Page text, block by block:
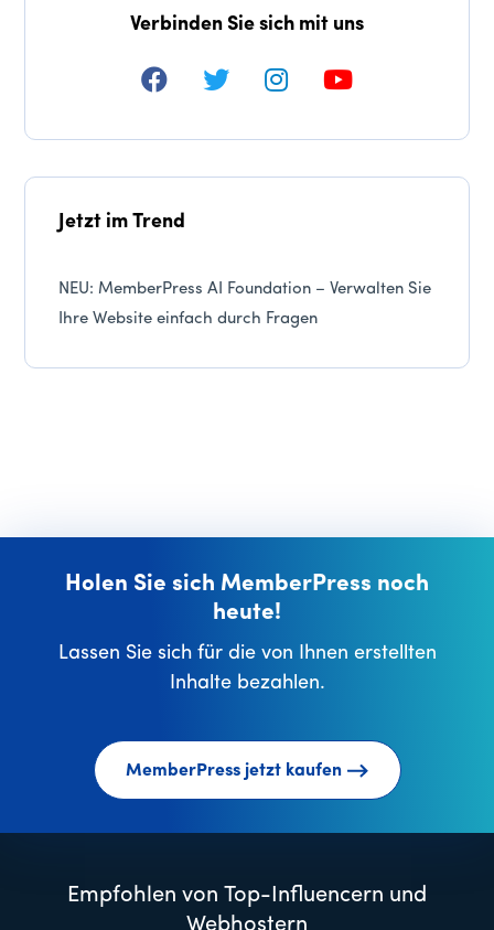
Verbinden Sie sich mit uns
Jetzt im Trend
NEU: MemberPress AI Foundation – Verwalten Sie
Ihre Website einfach durch Fragen
Holen Sie sich MemberPress noch
heute!
Lassen Sie sich für die von Ihnen erstellten
Inhalte bezahlen.
MemberPress jetzt kaufen
Empfohlen von Top-Influencern und